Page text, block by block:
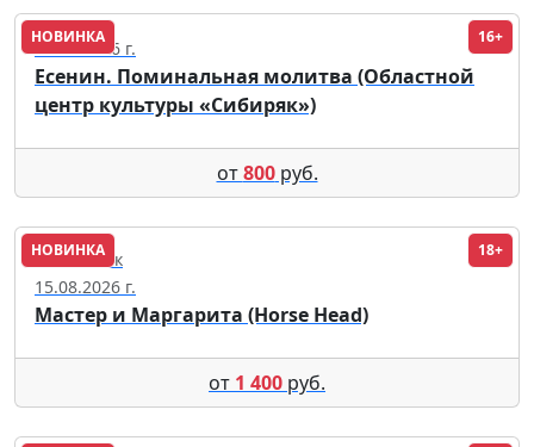
НОВИНКА 16+
20.10.2026 г.
Есенин. Поминальная молитва (Областной
центр культуры «Сибиряк»)
от800руб.
НОВИНКА 18+
Челябинск
15.08.2026 г.
Мастер и Маргарита (Horse Head)
от 1 400 руб.